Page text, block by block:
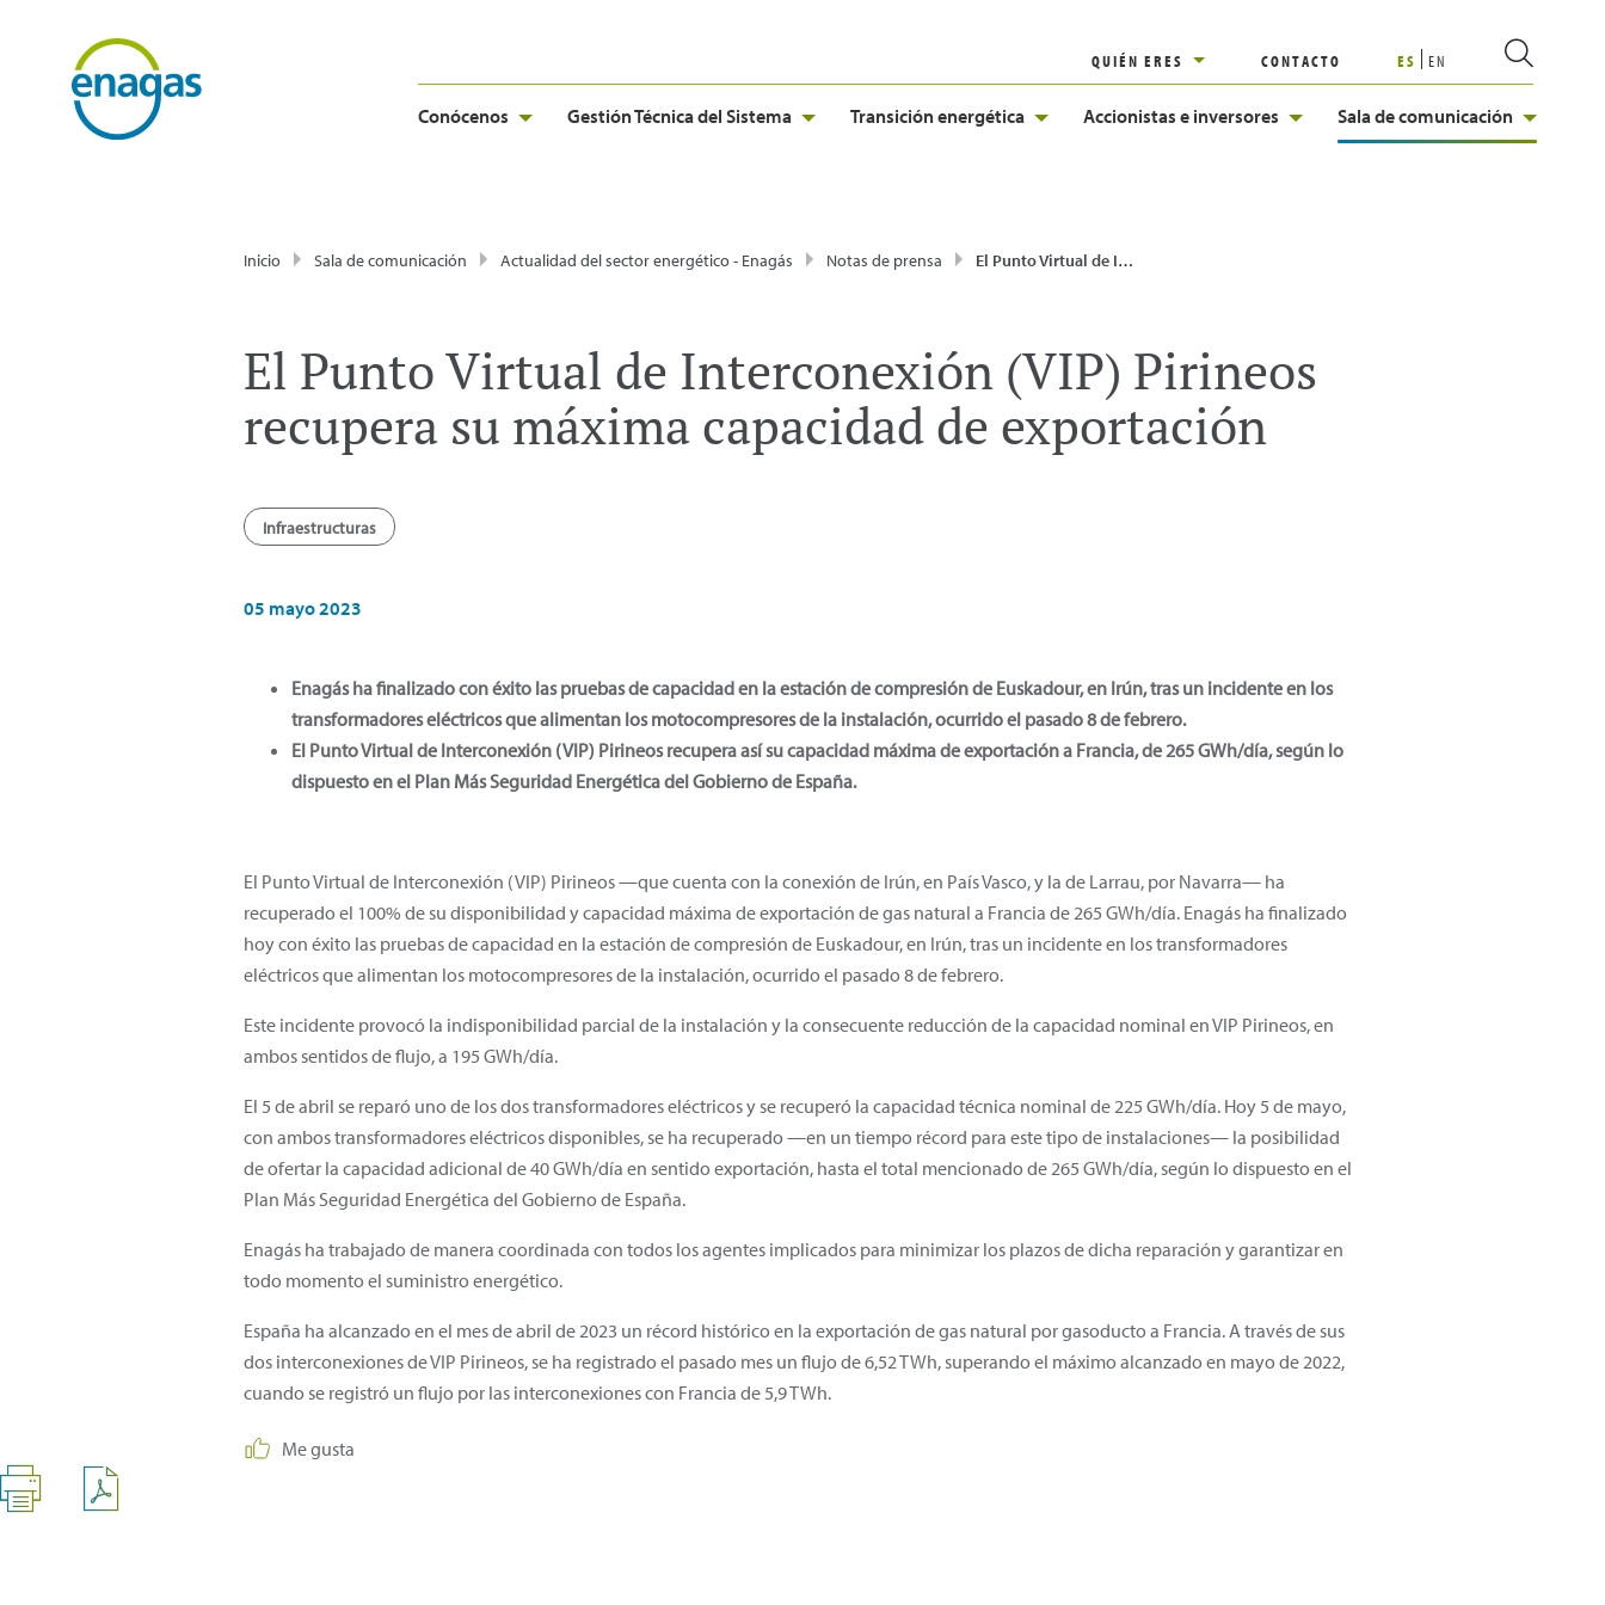
QUIÉN ERES CONTACTO ES EN
Conócenos Gestión Técnica del Sistema Transición energética Accionistas e inversores Sala de comunicación
Inicio Sala de comunicación Actualidad del sector energético - Enagás Notas de prensa El Punto Virtual de Interconexión (VIP) Pirineos recupera su máxima capacidad de exportación
El Punto Virtual de Interconexión (VIP) Pirineos
recupera su máxima capacidad de exportación
Infraestructuras
05 mayo 2023
Enagás ha finalizado con éxito las pruebas de capacidad en la estación de compresión de Euskadour, en Irún, tras un incidente en los
transformadores eléctricos que alimentan los motocompresores de la instalación, ocurrido el pasado 8 de febrero.
El Punto Virtual de Interconexión (VIP) Pirineos recupera así su capacidad máxima de exportación a Francia, de 265 GWh/día, según lo
dispuesto en el Plan Más Seguridad Energética del Gobierno de España.
El Punto Virtual de Interconexión (VIP) Pirineos —que cuenta con la conexión de Irún, en País Vasco, y la de Larrau, por Navarra— ha
recuperado el 100% de su disponibilidad y capacidad máxima de exportación de gas natural a Francia de 265 GWh/día. Enagás ha finalizado
hoy con éxito las pruebas de capacidad en la estación de compresión de Euskadour, en Irún, tras un incidente en los transformadores
eléctricos que alimentan los motocompresores de la instalación, ocurrido el pasado 8 de febrero.
Este incidente provocó la indisponibilidad parcial de la instalación y la consecuente reducción de la capacidad nominal en VIP Pirineos, en
ambos sentidos de flujo, a 195 GWh/día.
El 5 de abril se reparó uno de los dos transformadores eléctricos y se recuperó la capacidad técnica nominal de 225 GWh/día. Hoy 5 de mayo,
con ambos transformadores eléctricos disponibles, se ha recuperado —en un tiempo récord para este tipo de instalaciones— la posibilidad
de ofertar la capacidad adicional de 40 GWh/día en sentido exportación, hasta el total mencionado de 265 GWh/día, según lo dispuesto en el
Plan Más Seguridad Energética del Gobierno de España.
Enagás ha trabajado de manera coordinada con todos los agentes implicados para minimizar los plazos de dicha reparación y garantizar en
todo momento el suministro energético.
España ha alcanzado en el mes de abril de 2023 un récord histórico en la exportación de gas natural por gasoducto a Francia. A través de sus
dos interconexiones de VIP Pirineos, se ha registrado el pasado mes un flujo de 6,52 TWh, superando el máximo alcanzado en mayo de 2022,
cuando se registró un flujo por las interconexiones con Francia de 5,9 TWh.
Me gusta